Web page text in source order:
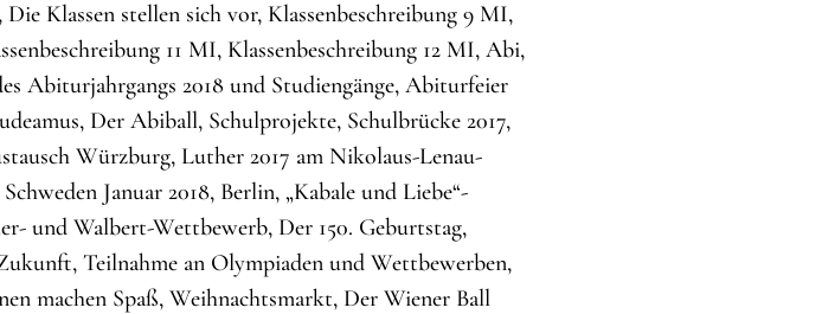
Klassen stellen sich vor, Klassenbeschreibung 9 MI,
11 MI, Klassenbeschreibung 12 MI, Abi,
Abiturjahrgangs 2018 und Studiengänge, Abiturfeier
Der Abiball, Schulprojekte, Schulbrücke 2017,
Würzburg, Luther 2017 am Nikolaus-Lenau-
Januar 2018, Berlin, „Kabale und Liebe“-
und Walbert-Wettbewerb, Der 150. Geburtstag,
Teilnahme an Olympiaden und Wettbewerben,
machen Spaß, Weihnachtsmarkt, Der Wiener Ball